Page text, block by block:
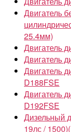
Двигатель
25.4мм)
Двигатель
Двигатель
Двигатель
D188FSE
Двигатель
D192FSE
Дизельный
19лс /